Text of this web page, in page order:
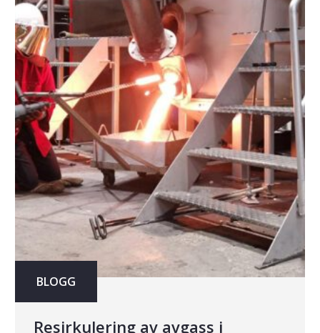
BLOGG
Resirkulering av avgass i